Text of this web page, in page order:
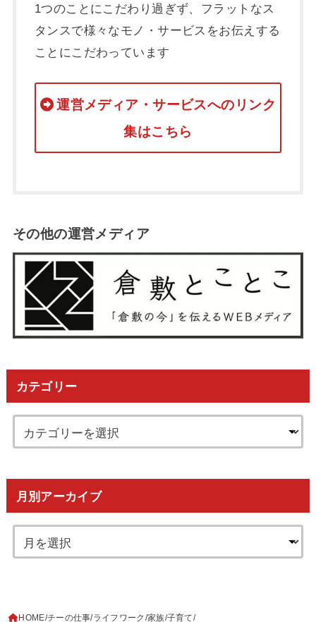
1つのことにこだわり過ぎず、フラットなス
タンスで様々なモノ・サービスをお伝えする
ことにこだわっています
運営メディア・サービスへのリンク
集はこちら
その他の運営メディア
カテゴリー
月別アーカイブ
HOME チーの仕事 ライフワーク 家族 子育て